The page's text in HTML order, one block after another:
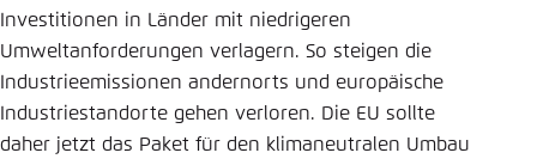
Investitionen in Länder mit niedrigeren
Umweltanforderungen verlagern. So steigen die
Industrieemissionen andernorts und europäische
Industriestandorte gehen verloren. Die EU sollte
daher jetzt das Paket für den klimaneutralen Umbau